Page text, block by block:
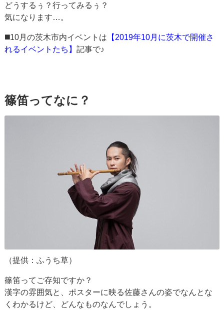
どうするぅ？行ってみるぅ？
気になります…。
◼️10月の茨木市内イベントは 【2019年10月に茨木で開催さ
れるイベントたち】記事で♪
篠笛ってなに？
（提供：ふうち草）
篠笛ってご存知ですか？
漢字の雰囲気と、ポスターに映る佐藤さんの姿でなんとな
くわかるけど、どんなものなんでしょう。